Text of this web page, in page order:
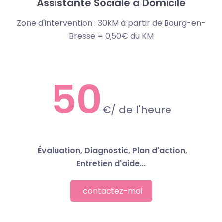
Assistante Sociale à Domicile
Zone d'intervention : 30KM à partir de Bourg-en-
Bresse = 0,50€ du KM
50€/ de l'heure
Évaluation, Diagnostic, Plan d'action,
Entretien d'aide...
contactez-moi